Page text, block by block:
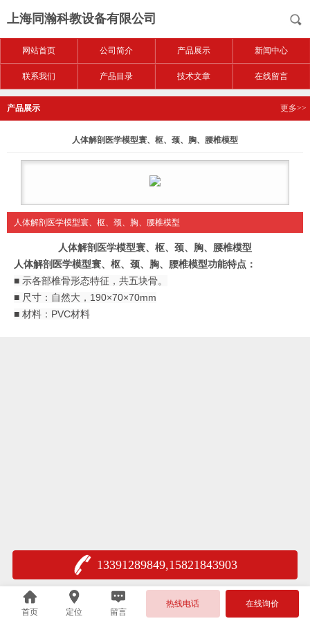
上海同瀚科教设备有限公司
网站首页 公司简介 产品展示 新闻中心
联系我们 产品目录 技术文章 在线留言
产品展示 更多>>
人体解剖医学模型寰、枢、颈、胸、腰椎模型
人体解剖医学模型寰、枢、颈、胸、腰椎模型
人体解剖医学模型寰、枢、颈、胸、腰椎模型
人体解剖医学模型寰、枢、颈、胸、腰椎模型功能特点：
■ 示各部椎骨形态特征，共五块骨。
■ 尺寸：自然大，190×70×70mm
■ 材料：PVC材料
13391289849,15821843903
首页 定位 留言
热线电话 在线询价